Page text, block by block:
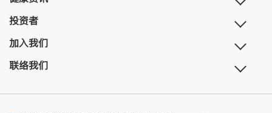
投资者
加入我们
联络我们